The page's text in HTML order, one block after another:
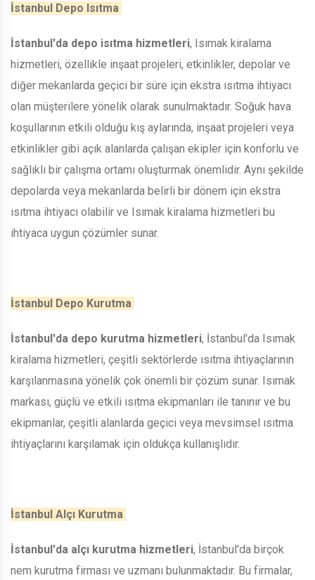
İstanbul Depo Isıtma
İstanbul'da depo isıtma hizmetleri, Isımak kiralama
hizmetleri, özellikle inşaat projeleri, etkinlikler, depolar ve
diğer mekanlarda geçici bir süre için ekstra ısıtma ihtiyacı
olan müşterilere yönelik olarak sunulmaktadır. Soğuk hava
koşullarının etkili olduğu kış aylarında, inşaat projeleri veya
etkinlikler gibi açık alanlarda çalışan ekipler için konforlu ve
sağlıklı bir çalışma ortamı oluşturmak önemlidir. Aynı şekilde
depolarda veya mekanlarda belirli bir dönem için ekstra
ısıtma ihtiyacı olabilir ve Isımak kiralama hizmetleri bu
ihtiyaca uygun çözümler sunar.
İstanbul Depo Kurutma
İstanbul'da depo kurutma hizmetleri, İstanbul'da Isımak
kiralama hizmetleri, çeşitli sektörlerde ısıtma ihtiyaçlarının
karşılanmasına yönelik çok önemli bir çözüm sunar. Isımak
markası, güçlü ve etkili ısıtma ekipmanları ile tanınır ve bu
ekipmanlar, çeşitli alanlarda geçici veya mevsimsel ısıtma
ihtiyaçlarını karşılamak için oldukça kullanışlıdır.
İstanbul Alçı Kurutma
İstanbul'da alçı kurutma hizmetleri, İstanbul'da birçok
nem kurutma firması ve uzmanı bulunmaktadır. Bu firmalar,